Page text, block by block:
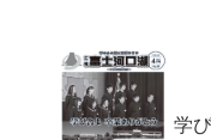
学